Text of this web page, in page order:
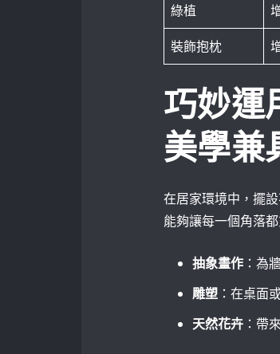
綠植
裝飾抱枕
巧妙運
美學兼
在居家環境中，擺
能夠讓每一個角落
抽象畫作 ：為
雕塑 ：在桌面
天然花卉 ：帶